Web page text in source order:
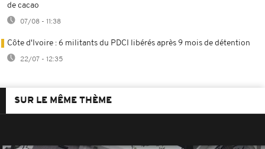
de cacao
07/08 - 11:38
Côte d'Ivoire : 6 militants du PDCI libérés après 9 mois de détention
22/07 - 12:35
SUR LE MÊME THÈME